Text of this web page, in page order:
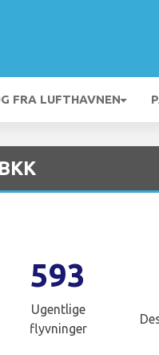
FRA LUFTHAVNEN
593
Ugentlige
flyvninger